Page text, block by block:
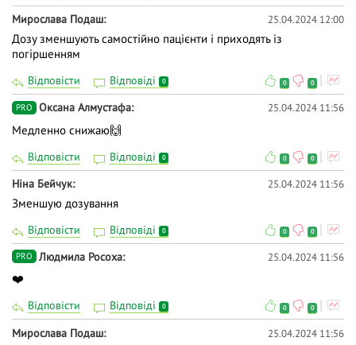
Мирослава Подаш 25.04.2024 12:00
Дозу зменшують самостійно пацієнти і приходять із
погіршенням
Відповісти Відповіді 0 0 0
PRO Оксана Алмустафа 25.04.2024 11:56
Медленно снижаю🙌
Відповісти Відповіді 0 0 0
Ніна Бейчук 25.04.2024 11:56
Зменшую дозування
Відповісти Відповіді 0 0 0
PRO Людмила Росоха 25.04.2024 11:56
❤️
Відповісти Відповіді 0 0 0
Мирослава Подаш 25.04.2024 11:56